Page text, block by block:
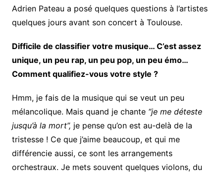
Adrien Pateau a posé quelques questions à l’artistes
quelques jours avant son concert à Toulouse.
Difficile de classifier votre musique… C’est assez
unique, un peu rap, un peu pop, un peu émo…
Comment qualifiez-vous votre style ?
Hmm, je fais de la musique qui se veut un peu
mélancolique. Mais quand je chante “je me déteste
jusqu’à la mort”, je pense qu’on est au-delà de la
tristesse ! Ce que j’aime beaucoup, et qui me
différencie aussi, ce sont les arrangements
orchestraux. Je mets souvent quelques violons, du